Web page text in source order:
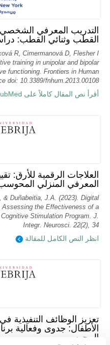
التدريب المعرفي
القطب وثنائي القطب:
R, Cimermanová D, Flesher I
training in unipolar and bipolar
functioning. Frontiers in Human
doi: 10.3389/fnhum.2013.00108.
أقرأ نص المقال كاملاً على PubMed
العلاجات الرقمية للأرق:
المعرفي المنزلي
& Duñabeitia, J.A. (2023). Digital
Assessing the Effectiveness of a
Stimulation Program. J.
Integr. Neurosci. 22(2), 34
انظر النص الكامل للمقالة
تعزيز الوظائف التنفيذية
الأطفال: جدوى وفعالية
المحوسب